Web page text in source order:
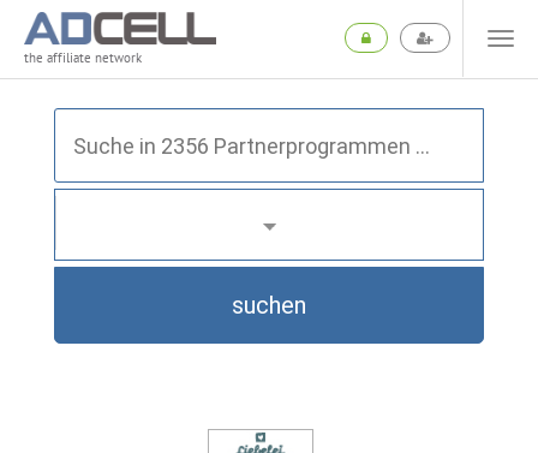
the affiliate network
suchen